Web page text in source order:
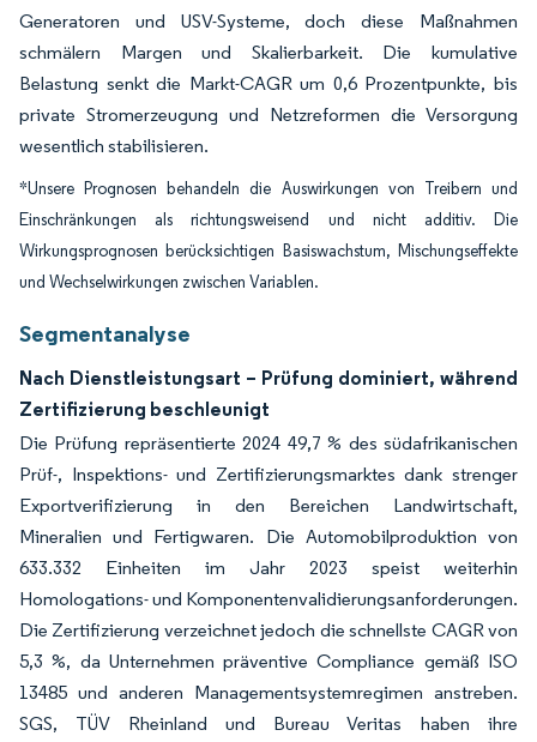
Generatoren und USV-Systeme, doch diese Maßnahmen
schmälern Margen und Skalierbarkeit. Die kumulative
Belastung senkt die Markt-CAGR um 0,6 Prozentpunkte, bis
private Stromerzeugung und Netzreformen die Versorgung
wesentlich stabilisieren.
*Unsere Prognosen behandeln die Auswirkungen von Treibern und
Einschränkungen als richtungsweisend und nicht additiv. Die
Wirkungsprognosen berücksichtigen Basiswachstum, Mischungseffekte
und Wechselwirkungen zwischen Variablen.
Segmentanalyse
Nach Dienstleistungsart – Prüfung dominiert, während
Zertifizierung beschleunigt
Die Prüfung repräsentierte 2024 49,7 % des südafrikanischen
Prüf-, Inspektions- und Zertifizierungsmarktes dank strenger
Exportverifizierung in den Bereichen Landwirtschaft,
Mineralien und Fertigwaren. Die Automobilproduktion von
633.332 Einheiten im Jahr 2023 speist weiterhin
Homologations- und Komponentenvalidierungsanforderungen.
Die Zertifizierung verzeichnet jedoch die schnellste CAGR von
5,3 %, da Unternehmen präventive Compliance gemäß ISO
13485 und anderen Managementsystemregimen anstreben.
SGS, TÜV Rheinland und Bureau Veritas haben ihre